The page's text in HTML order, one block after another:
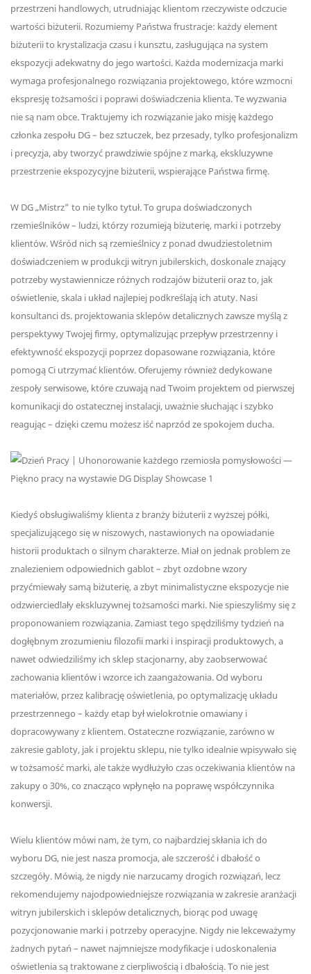
przestrzeni handlowych, utrudniając klientom rzeczywiste odczucie
wartości biżuterii. Rozumiemy Państwa frustracje: każdy element
biżuterii to krystalizacja czasu i kunsztu, zasługująca na system
ekspozycji adekwatny do jego wartości. Każda modernizacja marki
wymaga profesjonalnego rozwiązania projektowego, które wzmocni
ekspresję tożsamości i poprawi doświadczenia klienta. Te wyzwania
nie są nam obce. Traktujemy ich rozwiązanie jako misję każdego
członka zespołu DG – bez sztuczek, bez przesady, tylko profesjonalizm
i precyzja, aby tworzyć prawdziwie spójne z marką, ekskluzywne
przestrzenie ekspozycyjne biżuterii, wspierające Państwa firmę.
W DG „Mistrz” to nie tylko tytuł. To grupa doświadczonych
rzemieślników – ludzi, którzy rozumieją biżuterię, marki i potrzeby
klientów. Wśród nich są rzemieślnicy z ponad dwudziestoletnim
doświadczeniem w produkcji witryn jubilerskich, doskonale znający
potrzeby wystawiennicze różnych rodzajów biżuterii oraz to, jak
oświetlenie, skala i układ najlepiej podkreślają ich atuty. Nasi
konsultanci ds. projektowania sklepów detalicznych zawsze myślą z
perspektywy Twojej firmy, optymalizując przepływ przestrzenny i
efektywność ekspozycji poprzez dopasowane rozwiązania, które
pomogą Ci utrzymać klientów. Oferujemy również dedykowane
zespoły serwisowe, które czuwają nad Twoim projektem od pierwszej
komunikacji do ostatecznej instalacji, uważnie słuchając i szybko
reagując – dzięki czemu możesz iść naprzód ze spokojem ducha.
Kiedyś obsługiwaliśmy klienta z branży biżuterii z wyższej półki,
specjalizującego się w niszowych, nastawionych na opowiadanie
historii produktach o silnym charakterze. Miał on jednak problem ze
znalezieniem odpowiednich gablot – zbyt ozdobne wzory
przyćmiewały samą biżuterię, a zbyt minimalistyczne ekspozycje nie
odzwierciedlały ekskluzywnej tożsamości marki. Nie spieszyliśmy się z
proponowaniem rozwiązania. Zamiast tego spędziliśmy tydzień na
dogłębnym zrozumieniu filozofii marki i inspiracji produktowych, a
nawet odwiedziliśmy ich sklep stacjonarny, aby zaobserwować
zachowania klientów i wzorce ich zaangażowania. Od wyboru
materiałów, przez kalibrację oświetlenia, po optymalizację układu
przestrzennego – każdy etap był wielokrotnie omawiany i
dopracowywany z klientem. Ostateczne rozwiązanie, zarówno w
zakresie gabloty, jak i projektu sklepu, nie tylko idealnie wpisywało się
w tożsamość marki, ale także wydłużyło czas oczekiwania klientów na
zakupy o 30%, co znacząco wpłynęło na poprawę współczynnika
konwersji.
Wielu klientów mówi nam, że tym, co najbardziej skłania ich do
wyboru DG, nie jest nasza promocja, ale szczerość i dbałość o
szczegóły. Mówią, że nigdy nie narzucamy drogich rozwiązań, lecz
rekomendujemy najodpowiedniejsze rozwiązania w zakresie aranżacji
witryn jubilerskich i sklepów detalicznych, biorąc pod uwagę
pozycjonowanie marki i potrzeby operacyjne. Nigdy nie lekceważymy
żadnych pytań – nawet najmniejsze modyfikacje i udoskonalenia
oświetlenia są traktowane z cierpliwością i dbałością. To nie jest